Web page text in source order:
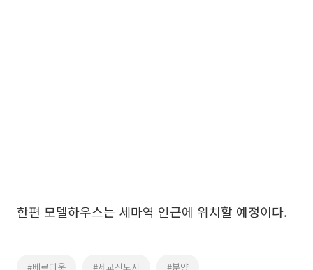
한편 모델하우스는 세마역 인근에 위치할 예정이다.
#베르디움 #세교신도시 #분양